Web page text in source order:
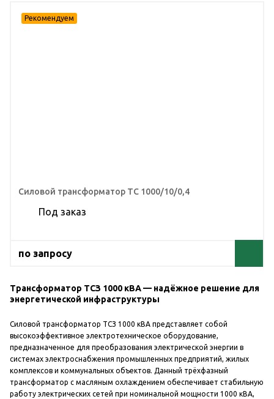
Силовой трансформатор ТС 1000/10/0,4
Под заказ
по запросу
Трансформатор ТСЗ 1000 кВА — надёжное решение для
энергетической инфраструктуры
Силовой трансформатор ТСЗ 1000 кВА представляет собой
высокоэффективное электротехническое оборудование,
предназначенное для преобразования электрической энергии в
системах электроснабжения промышленных предприятий, жилых
комплексов и коммунальных объектов. Данный трёхфазный
трансформатор с масляным охлаждением обеспечивает стабильную
работу электрических сетей при номинальной мощности 1000 кВА,